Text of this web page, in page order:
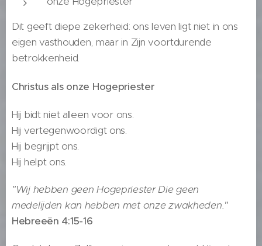
Dit geeft diepe zekerheid: ons leven ligt niet in ons
eigen vasthouden, maar in Zijn voortdurende
betrokkenheid.
Christus als onze Hogepriester
Hij bidt niet alleen voor ons.
Hij vertegenwoordigt ons.
Hij begrijpt ons.
Hij helpt ons.
"Wij hebben geen Hogepriester Die geen
medelijden kan hebben met onze zwakheden."
Hebreeën 4:15-16